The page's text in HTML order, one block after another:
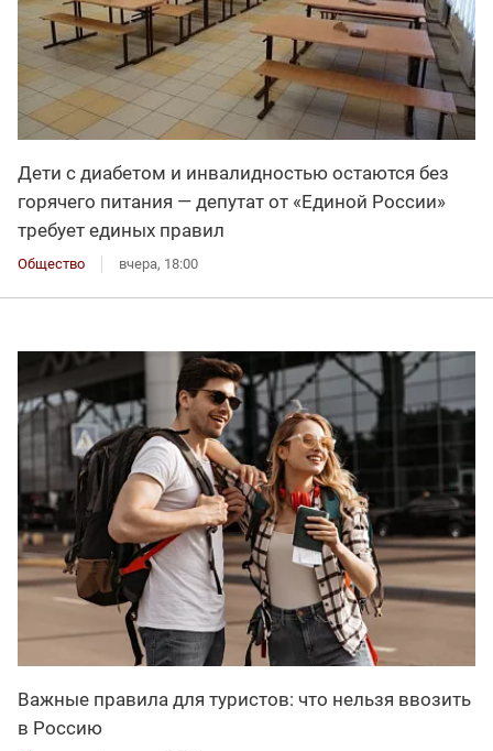
Дети с диабетом и инвалидностью остаются без
горячего питания — депутат от «Единой России»
требует единых правил
Общество вчера, 18:00
Важные правила для туристов: что нельзя ввозить
в Россию